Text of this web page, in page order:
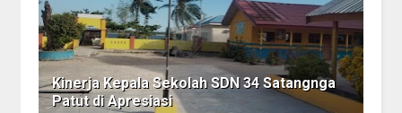
Kinerja Kepala Sekolah SDN 34 Satangnga
Patut di Apresiasi